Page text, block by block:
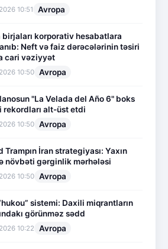
10:51 Avropa
birjaları korporativ hesabatlara
Neft və faiz dərəcələrinin təsiri
cari vəziyyət
10:50 Avropa
"La Velada del Año 6" boks
rekordları alt-üst etdi
10:50 Avropa
Trampın İran strategiyası: Yaxın
növbəti gərginlik mərhələsi
10:50 Avropa
sistemi: Daxili miqrantların
görünməz sədd
10:22 Avropa